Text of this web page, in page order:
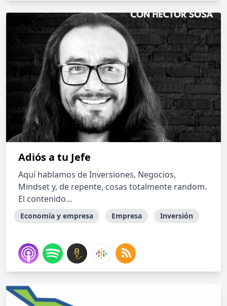
Adiós a tu Jefe
Aquí hablamos de Inversiones, Negocios,
Mindset y, de repente, cosas totalmente random.
El contenido...
Economía y empresa Empresa Inversión